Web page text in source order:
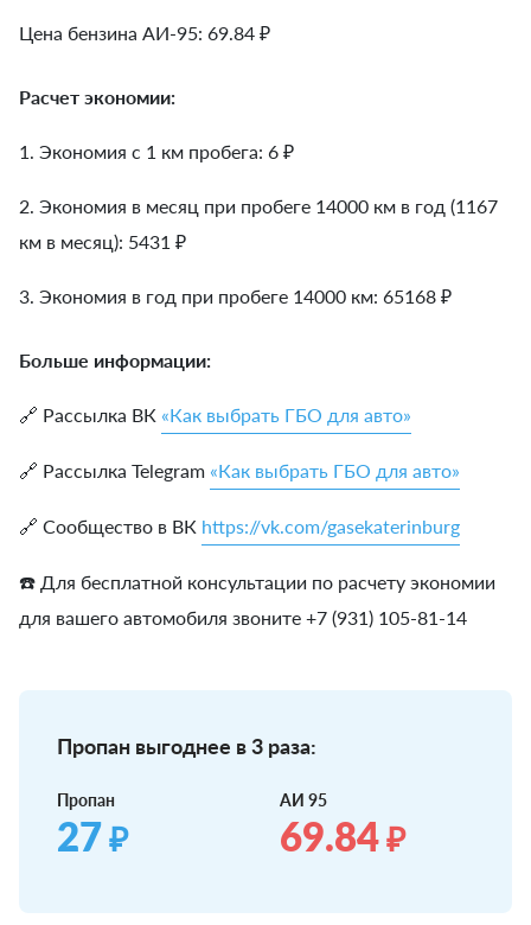
Цена бензина АИ-95: 69.84 ₽
Расчет экономии:
1. Экономия с 1 км пробега: 6 ₽
2. Экономия в месяц при пробеге 14000 км в год (1167
км в месяц): 5431 ₽
3. Экономия в год при пробеге 14000 км: 65168 ₽
Больше информации:
🔗 Рассылка ВК «Как выбрать ГБО для авто»
🔗 Рассылка Telegram «Как выбрать ГБО для авто»
🔗 Сообщество в ВК https://vk.com/gasekaterinburg
☎️ Для бесплатной консультации по расчету экономии
для вашего автомобиля звоните +7 (931) 105-81-14
Пропан выгоднее в 3 раза:
Пропан
27₽
АИ 95
69.84₽